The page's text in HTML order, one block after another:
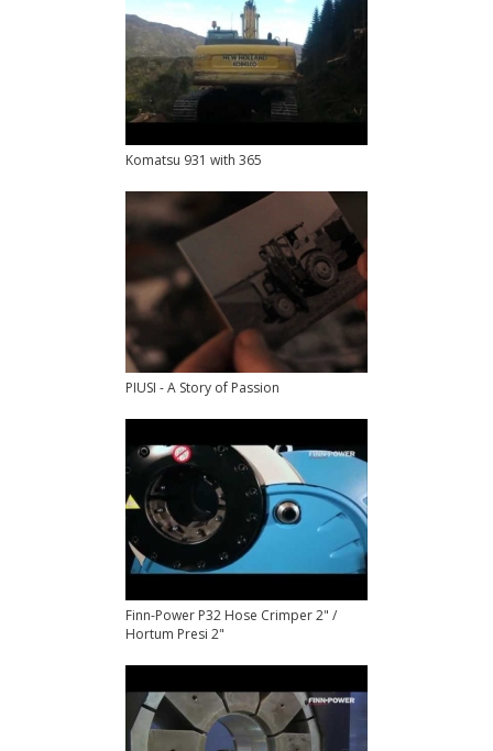
Komatsu 931 with 365
PIUSI - A Story of Passion
Finn-Power P32 Hose Crimper 2" /
Hortum Presi 2"